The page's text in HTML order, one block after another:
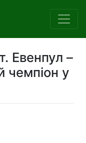
Евенпул –
чемпіон у